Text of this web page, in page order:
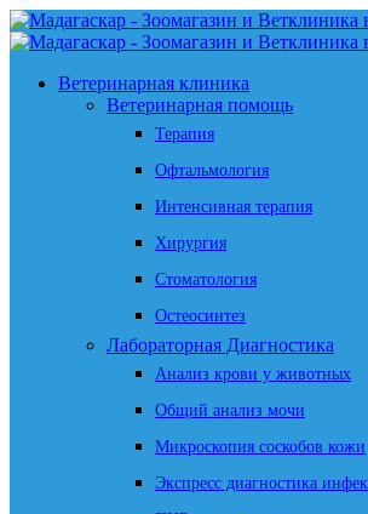
Ветеринарная клиника
Ветеринарная помощь
Терапия
Офтальмология
Интенсивная терапия
Хирургия
Стоматология
Остеосинтез
Лабораторная Диагностика
Анализ крови у животных
Общий анализ мочи
Микроскопия соскобов кожи
Экспресс диагностика